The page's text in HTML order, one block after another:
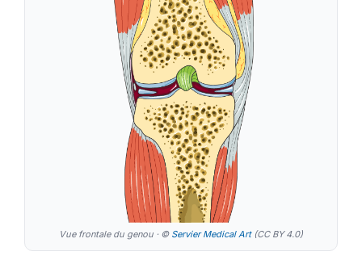
Vue frontale du genou · © Servier Medical Art(CC BY 4.0)